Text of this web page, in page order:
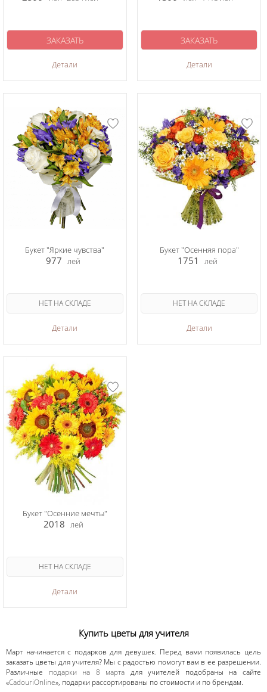
Детали
ЗАКАЗАТЬ
Детали
ЗАКАЗАТЬ
Букет "Яркие чувства"
977 лей
Детали
НЕТ НА СКЛАДЕ
Букет "Осенняя пора"
1751 лей
Детали
НЕТ НА СКЛАДЕ
Букет "Осенние мечты"
2018 лей
Детали
НЕТ НА СКЛАДЕ
Купить цветы для учителя
Март начинается с подарков для девушек. Перед вами появилась цель
заказать цветы для учителя? Мы с радостью помогут вам в ее разрешении.
Различные подарки на 8 марта для учителей подобраны на сайте
«CadouriOnline», подарки рассортированы по стоимости и по брендам.